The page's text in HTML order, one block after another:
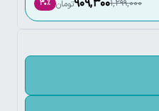
1,299,000
909,300تومان 30٪